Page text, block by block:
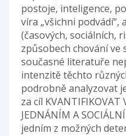
postoje, inteligence,
víra „všichni
(časových, sociálních,
způsobech chování ve
současné literatuře
intenzitě těchto
podrobně analyzovat
za cíl KVANTIFIKOVAT
JEDNÁNÍM A
jedním z možných